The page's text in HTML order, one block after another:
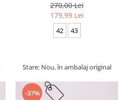
270,00 Lei
179,99 Lei
42 43
Stare: Nou, în ambalaj original
-37%